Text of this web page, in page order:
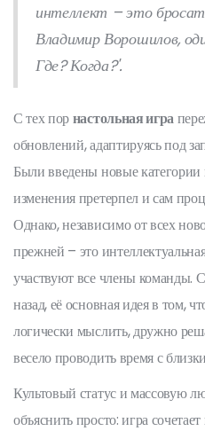
интеллект – это
Владимир Ворошилов,
Где? Когда?'.
С тех порнастольная игра
обновлений, адаптируясь под
Были введены новые категории
изменения претерпел и сам
Однако, независимо от всех
прежней – это
участвуют все члены команды.
назад, её основная идея в том,
логически мыслить, дружно
весело проводить время с
Культовый статус и массовую
объяснить просто: игра